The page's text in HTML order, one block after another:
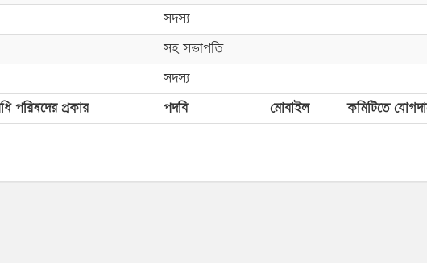
সদস্য
সহ সভাপতি
সদস্য
পরিষদের প্রকার পদবি মোবাইল
কমিটিতে